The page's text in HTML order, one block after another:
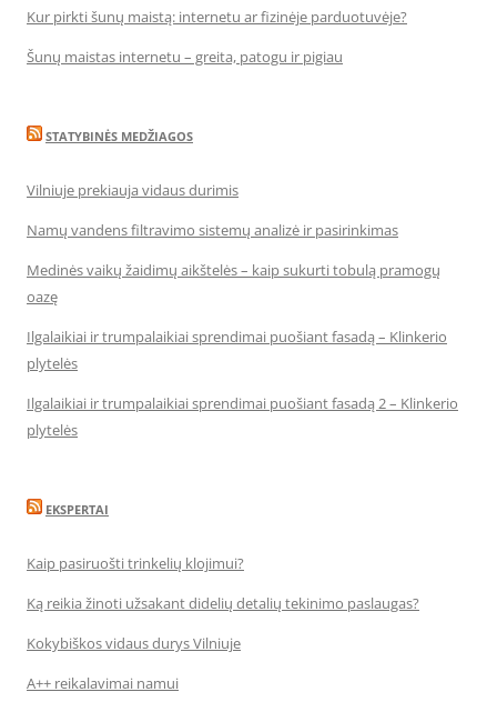
Kur pirkti šunų maistą: internetu ar fizinėje parduotuvėje?
Šunų maistas internetu – greita, patogu ir pigiau
STATYBINĖS MEDŽIAGOS
Vilniuje prekiauja vidaus durimis
Namų vandens filtravimo sistemų analizė ir pasirinkimas
Medinės vaikų žaidimų aikštelės – kaip sukurti tobulą pramogų
oazę
Ilgalaikiai ir trumpalaikiai sprendimai puošiant fasadą – Klinkerio
plytelės
Ilgalaikiai ir trumpalaikiai sprendimai puošiant fasadą 2 – Klinkerio
plytelės
EKSPERTAI
Kaip pasiruošti trinkelių klojimui?
Ką reikia žinoti užsakant didelių detalių tekinimo paslaugas?
Kokybiškos vidaus durys Vilniuje
A++ reikalavimai namui